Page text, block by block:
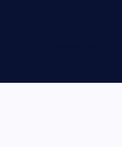
Privasi Policy